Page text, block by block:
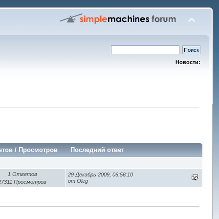
Новости:
/ Просмотров Последний ответ
1 Ответов
Просмотров
29 Декабрь 2009, 06:56:10
от Oleg